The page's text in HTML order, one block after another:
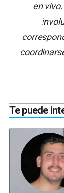
en
Te puede